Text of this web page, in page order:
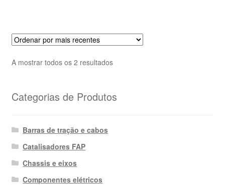
A mostrar todos os 2 resultadosOrdenado
recentes
Categorias de Produtos
Barras de tração e cabos
Catalisadores FAP
Chassis e eixos
Componentes elétricos